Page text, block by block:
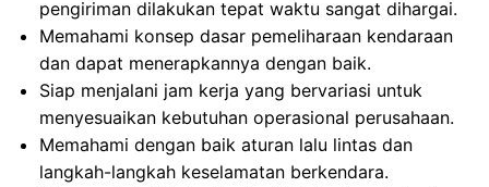
pengiriman dilakukan tepat waktu sangat dihargai.
Memahami konsep dasar pemeliharaan kendaraan
dan dapat menerapkannya dengan baik.
Siap menjalani jam kerja yang bervariasi untuk
menyesuaikan kebutuhan operasional perusahaan.
Memahami dengan baik aturan lalu lintas dan
langkah-langkah keselamatan berkendara.